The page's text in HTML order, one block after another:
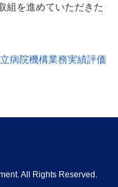
組を進めていただきた
病院機構業務実績評価
All Rights Reserved.